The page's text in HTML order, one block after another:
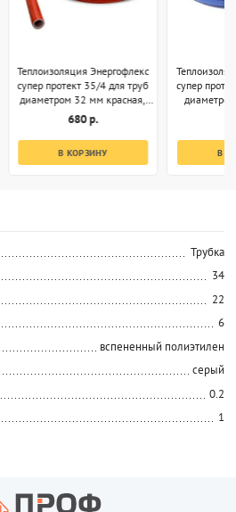
Теплоизоляция Энергофлекс
супер протект 35/4 для труб
диаметром 32 мм красная,
бухта 11 м
680 р.
В КОРЗИНУ
супер
В
Трубка
34
22
6
вспененный полиэтилен
серый
0.2
1